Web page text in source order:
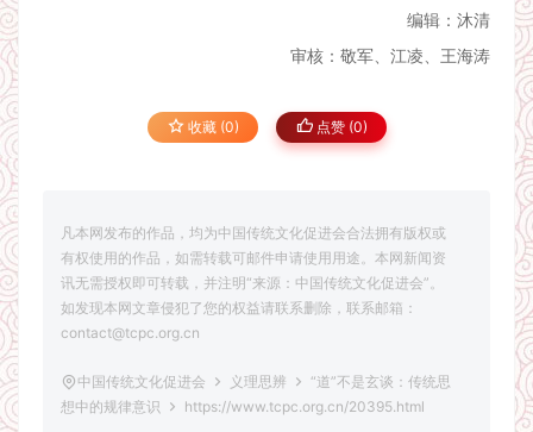
编辑：沐清
审核：敬军、江凌、王海涛
收藏 (0) 点赞 (0)
凡本网发布的作品，均为中国传统文化促进会合法拥有版权或
有权使用的作品，如需转载可邮件申请使用用途。本网新闻资
讯无需授权即可转载，并注明“来源：中国传统文化促进会”。
如发现本网文章侵犯了您的权益请联系删除，联系邮箱：
contact@tcpc.org.cn
中国传统文化促进会 义理思辨
“道”不是玄谈：传统思
想中的规律意识
https://www.tcpc.org.cn/20395.html